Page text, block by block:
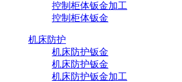
控制柜体钣金加工
控制柜体钣金
机床防护
机床防护钣金
机床防护钣金
机床防护钣金加工